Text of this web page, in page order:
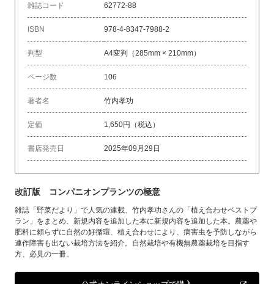
雑誌コード 62772-88
ISBN 978-4-8347-7988-2
判型 A4変判（285mm × 210mm）
ページ数 106
著者名 竹内孝功
定価 1,650円（税込）
書店発売日 2025年09月29日
改訂版 コンパニオンプランツの極意
雑誌「野菜だより」で人気の連載、竹内孝功さんの「植え合わせベストプ
ラン」をまとめ、新規内容を追加した本に新規内容を追加した本。農薬や
肥料に頼らずに自然の好循環、植え合わせにより、病害虫を予防しながら
連作障害も出ない栽培方法を紹介。自然栽培や有機無農薬栽培を目指す
方、必見の一冊。